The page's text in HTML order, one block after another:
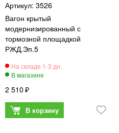
3526
Вагон крытый
модернизированный с
тормозной площадкой
РЖД.Эп.5
2 510